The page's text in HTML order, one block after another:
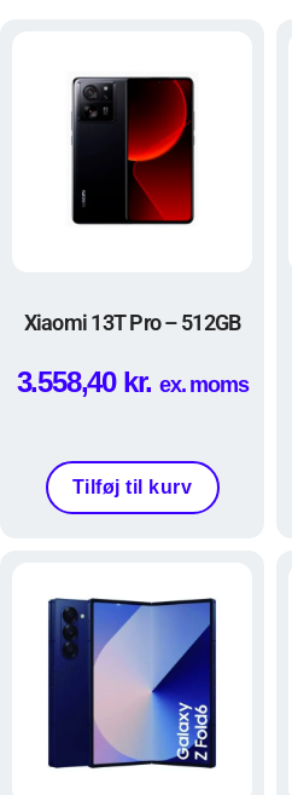
Xiaomi 13T Pro – 512GB
3.558,40 kr. ex. moms
Tilføj til kurv